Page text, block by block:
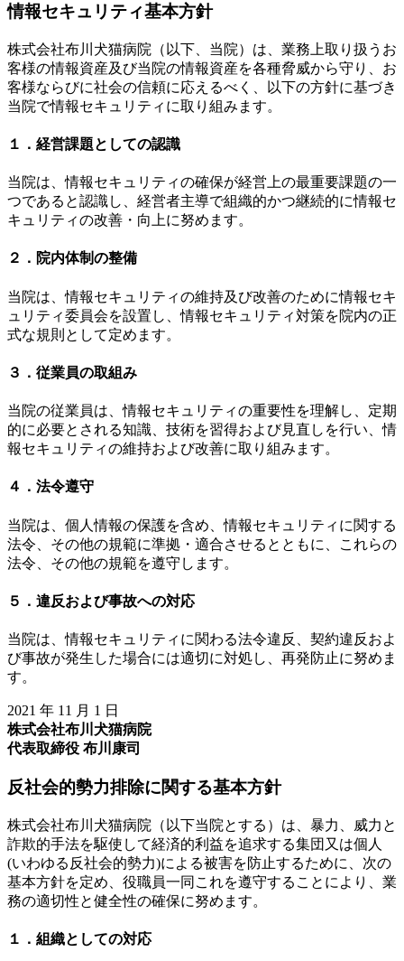
情報セキュリティ基本方針
株式会社布川犬猫病院（以下、当院）は、業務上取り扱うお
客様の情報資産及び当院の情報資産を各種脅威から守り、お
客様ならびに社会の信頼に応えるべく、以下の方針に基づき
当院で情報セキュリティに取り組みます。
１．経営課題としての認識
当院は、情報セキュリティの確保が経営上の最重要課題の一
つであると認識し、経営者主導で組織的かつ継続的に情報セ
キュリティの改善・向上に努めます。
２．院内体制の整備
当院は、情報セキュリティの維持及び改善のために情報セキ
ュリティ委員会を設置し、情報セキュリティ対策を院内の正
式な規則として定めます。
３．従業員の取組み
当院の従業員は、情報セキュリティの重要性を理解し、定期
的に必要とされる知識、技術を習得および見直しを行い、情
報セキュリティの維持および改善に取り組みます。
４．法令遵守
当院は、個人情報の保護を含め、情報セキュリティに関する
法令、その他の規範に準拠・適合させるとともに、これらの
法令、その他の規範を遵守します。
５．違反および事故への対応
当院は、情報セキュリティに関わる法令違反、契約違反およ
び事故が発生した場合には適切に対処し、再発防止に努めま
す。
2021 年 11 月 1 日
株式会社布川犬猫病院
代表取締役 布川康司
反社会的勢力排除に関する基本方針
株式会社布川犬猫病院（以下当院とする）は、暴力、威力と
詐欺的手法を駆使して経済的利益を追求する集団又は個人
(いわゆる反社会的勢力)による被害を防止するために、次の
基本方針を定め、役職員一同これを遵守することにより、業
務の適切性と健全性の確保に努めます。
１．組織としての対応